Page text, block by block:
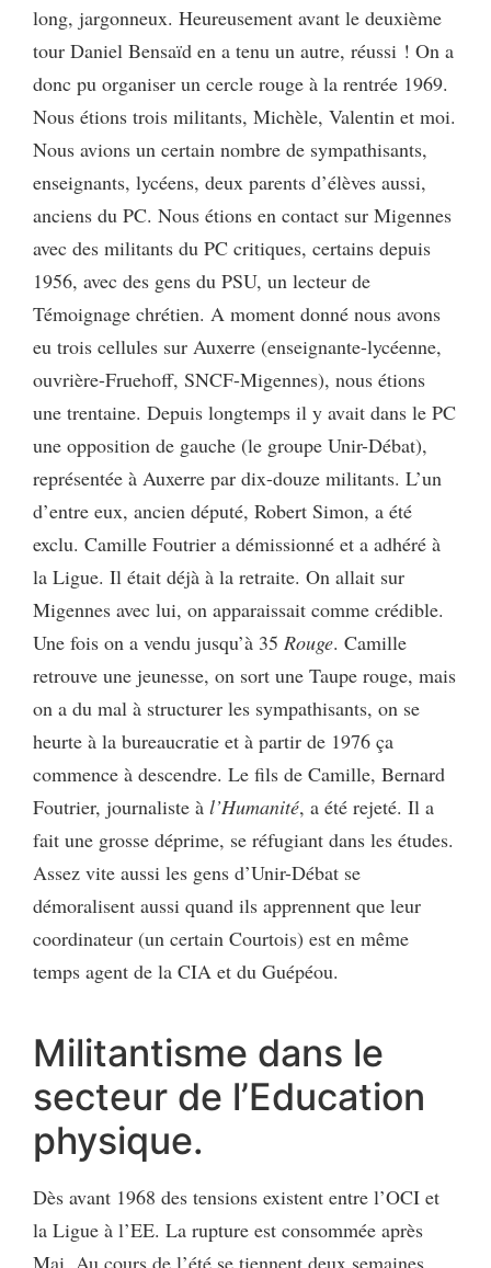
long, jargonneux. Heureusement avant le deuxième
tour Daniel Bensaïd en a tenu un autre, réussi ! On a
donc pu organiser un cercle rouge à la rentrée 1969.
Nous étions trois militants, Michèle, Valentin et moi.
Nous avions un certain nombre de sympathisants,
enseignants, lycéens, deux parents d’élèves aussi,
anciens du PC. Nous étions en contact sur Migennes
avec des militants du PC critiques, certains depuis
1956, avec des gens du PSU, un lecteur de
Témoignage chrétien. A moment donné nous avons
eu trois cellules sur Auxerre (enseignante-lycéenne,
ouvrière-Fruehoff, SNCF-Migennes), nous étions
une trentaine. Depuis longtemps il y avait dans le PC
une opposition de gauche (le groupe Unir-Débat),
représentée à Auxerre par dix-douze militants. L’un
d’entre eux, ancien député, Robert Simon, a été
exclu. Camille Foutrier a démissionné et a adhéré à
la Ligue. Il était déjà à la retraite. On allait sur
Migennes avec lui, on apparaissait comme crédible.
Une fois on a vendu jusqu’à 35 Rouge. Camille
retrouve une jeunesse, on sort une Taupe rouge, mais
on a du mal à structurer les sympathisants, on se
heurte à la bureaucratie et à partir de 1976 ça
commence à descendre. Le fils de Camille, Bernard
Foutrier, journaliste à l’Humanité, a été rejeté. Il a
fait une grosse déprime, se réfugiant dans les études.
Assez vite aussi les gens d’Unir-Débat se
démoralisent aussi quand ils apprennent que leur
coordinateur (un certain Courtois) est en même
temps agent de la CIA et du Guépéou.
Militantisme dans le
secteur de l’Education
physique.
Dès avant 1968 des tensions existent entre l’OCI et
la Ligue à l’EE. La rupture est consommée après
Mai. Au cours de l’été se tiennent deux semaines